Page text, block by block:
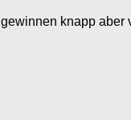
knapp aber